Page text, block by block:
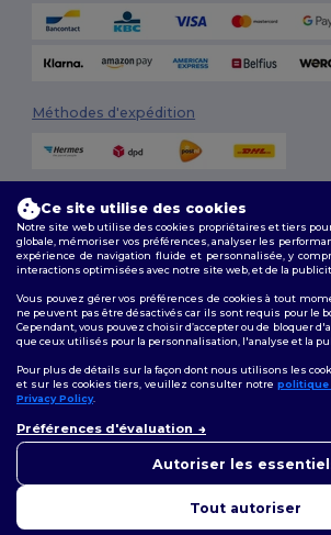
Méthodes d'expédition
Conditions Générales|Politique de personnalisation
Confidentialité
Suivez-nous
Bruxelles|Anvers|Mortsel|Malines|Lierre|
Hoogstraten |Bruges
Ce site utilise des cookies
Notre site web utilise des cookies propriétaires et tiers
globale, mémoriser vos préférences, analyser les
expérience de navigation fluide et personnalisée, y
interactions optimisées avec notre site web, et de la
Vous pouvez gérer vos préférences de cookies à tout
ne peuvent pas être désactivés car ils sont requis pour le
Cependant, vous pouvez choisir d’accepter ou de bloquer
que ceux utilisés pour la personnalisation, l'analyse et la
Pour plus de détails sur la façon dont nous utilisons les
et sur les cookies tiers, veuillez consulter notre politique
Privacy Policy.
Préférences d'évaluation
Autoriser les
Tout autoriser
pouvez nous
pour vous aider.